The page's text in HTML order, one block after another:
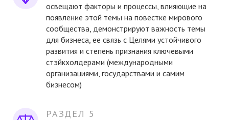
освещают факторы и процессы, влияющие на
появление этой темы на повестке мирового
сообщества, демонстрируют важность темы
для бизнеса, ее связь с Целями устойчивого
развития и степень признания ключевыми
стэйкхолдерами (международными
организациями, государствами и самим
бизнесом)
РАЗДЕЛ 5